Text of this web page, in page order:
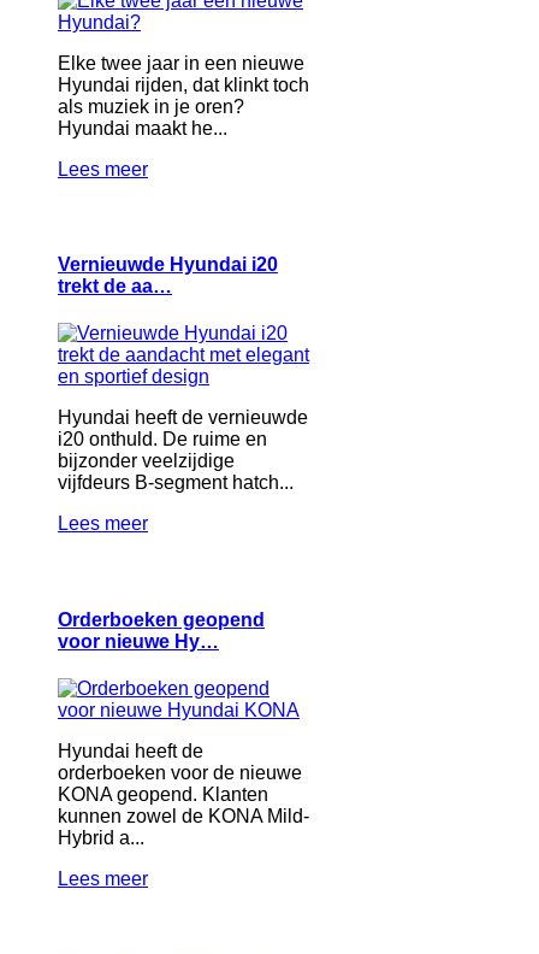
Elke twee jaar in een nieuwe
Hyundai rijden, dat klinkt toch
als muziek in je oren?
Hyundai maakt he...
Lees meer
Vernieuwde Hyundai i20
trekt de aa…
Hyundai heeft de vernieuwde
i20 onthuld. De ruime en
bijzonder veelzijdige
vijfdeurs B-segment hatch...
Lees meer
Orderboeken geopend
voor nieuwe Hy…
Hyundai heeft de
orderboeken voor de nieuwe
KONA geopend. Klanten
kunnen zowel de KONA Mild-
Hybrid a...
Lees meer